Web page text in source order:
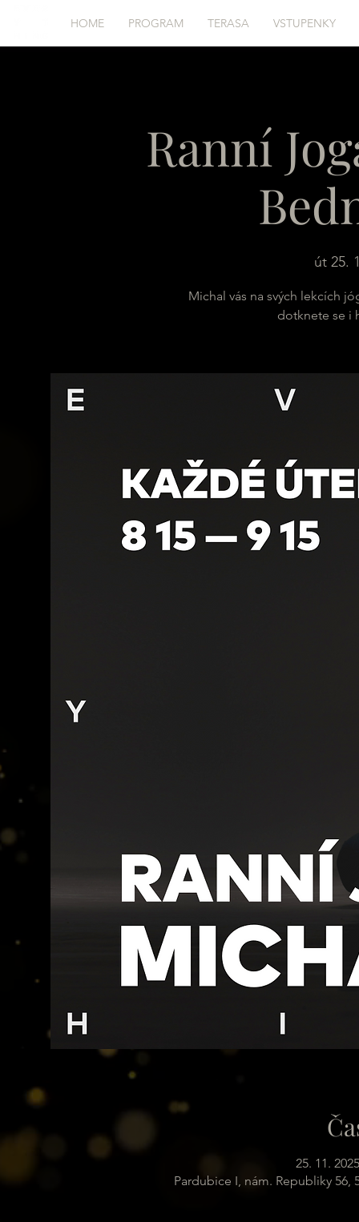
HOME PROGRAM TERASA VSTUPENKY
Ranní
út 25.
Michal vás na svých lekcích
dotknete se i
25. 11.
Pardubice I, nám. Republiky 56,